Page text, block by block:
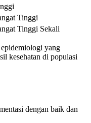
Tinggi
Tinggi Sekali
yang
kesehatan di populasi
dengan baik dan